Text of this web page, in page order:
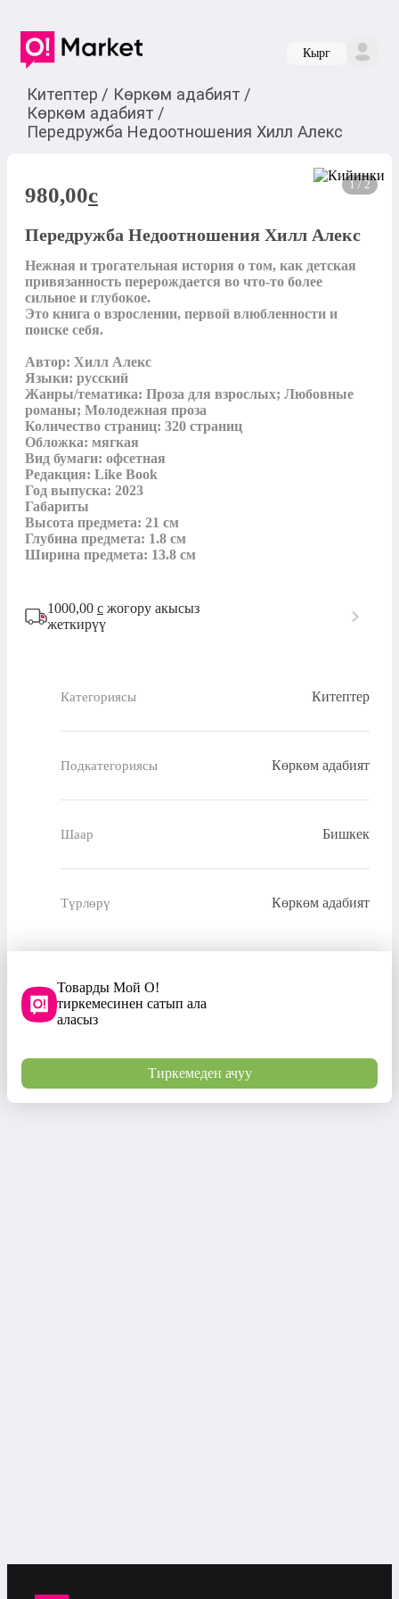
Кырг
Китептер / Көркөм адабият /
Көркөм адабият /
Передружба Недоотношения Хилл Алекс
1 / 2
980,00c
Передружба Недоотношения Хилл Алекс
Нежная и трогательная история о том, как детская
привязанность перерождается во что-то более
сильное и глубокое.
Это книга о взрослении, первой влюбленности и
поиске себя.
Автор: Хилл Алекс
Языки: русский
Жанры/тематика: Проза для взрослых; Любовные
романы; Молодежная проза
Количество страниц: 320 страниц
Обложка: мягкая
Вид бумаги: офсетная
Редакция: Like Book
Год выпуска: 2023
Габариты
Высота предмета: 21 см
Глубина предмета: 1.8 см
Ширина предмета: 13.8 см
1000,00 с жогору акысыз
жеткирүү
Категориясы Китептер
Подкатегориясы Көркөм адабият
Шаар Бишкек
Түрлөрү Көркөм адабият
Товарды Мой О!
тиркемесинен сатып ала
аласыз
Тиркемеден ачуу